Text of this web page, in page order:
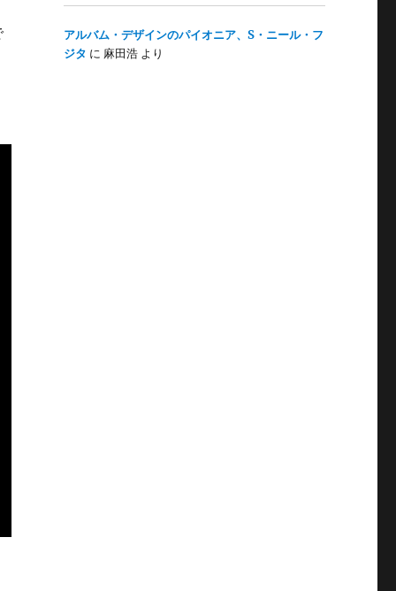
アルバム・デザインのパイオニア、S・ニール・フ
ジタ に 麻田浩より